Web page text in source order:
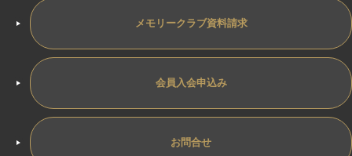
メモリークラブ資料請求
会員入会申込み
お問合せ